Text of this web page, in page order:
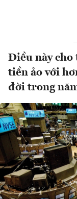
Điều này cho
tiền ảo với
đời trong